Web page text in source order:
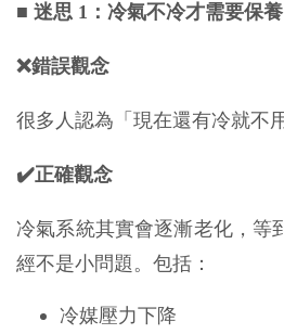
■ 迷思 1：冷氣不冷才需要保養
❌錯誤觀念
很多人認為「現在還有冷就不
✔️正確觀念
冷氣系統其實會逐漸老化，等
經不是小問題。包括：
冷媒壓力下降